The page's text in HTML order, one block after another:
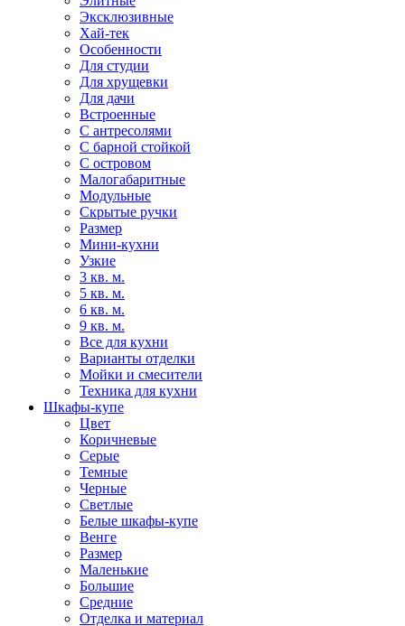
Эксклюзивные
Хай-тек
Особенности
Для студии
Для хрущевки
Для дачи
Встроенные
С антресолями
С барной стойкой
С островом
Малогабаритные
Модульные
Скрытые ручки
Размер
Мини-кухни
Узкие
3 кв. м.
5 кв. м.
6 кв. м.
9 кв. м.
Все для кухни
Варианты отделки
Мойки и смесители
Техника для кухни
Шкафы-купе
Цвет
Коричневые
Серые
Темные
Черные
Светлые
Белые шкафы-купе
Венге
Размер
Маленькие
Большие
Средние
Отделка и материал